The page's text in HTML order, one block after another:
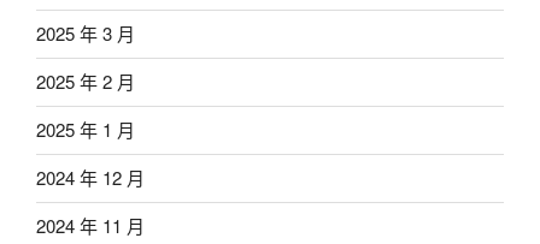
2025 年 3 月
2025 年 2 月
2025 年 1 月
2024 年 12 月
2024 年 11 月